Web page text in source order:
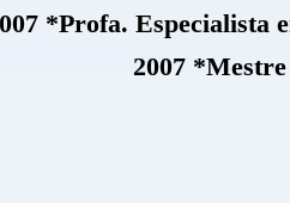
*Profa.
2007